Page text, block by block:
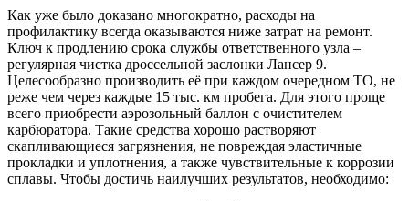
Как уже было доказано многократно, расходы на
профилактику всегда оказываются ниже затрат на ремонт.
Ключ к продлению срока службы ответственного узла –
регулярная чистка дроссельной заслонки Лансер 9.
Целесообразно производить её при каждом очередном ТО, не
реже чем через каждые 15 тыс. км пробега. Для этого проще
всего приобрести аэрозольный баллон с очистителем
карбюратора. Такие средства хорошо растворяют
скапливающиеся загрязнения, не повреждая эластичные
прокладки и уплотнения, а также чувствительные к коррозии
сплавы. Чтобы достичь наилучших результатов, необходимо: